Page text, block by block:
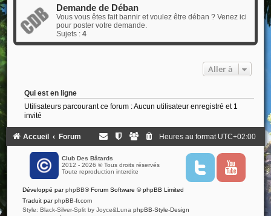
Demande de Déban
Vous vous êtes fait bannir et voulez être déban ? Venez ici
pour poster votre demande.
Sujets : 4
Aller à
Qui est en ligne
Utilisateurs parcourant ce forum : Aucun utilisateur enregistré et 1
invité
Accueil Forum Heures au format UTC+02:00
Club Des Bâtards
2012 - 2026 © Tous droits réservés
Toute reproduction interdite
T
i
Y
u
Développé parphpBB® Forum Software © phpBB Limited
Traduit parphpBB-fr.com
Style: Black-Silver-Split by Joyce&Luna phpBB-Style-Design